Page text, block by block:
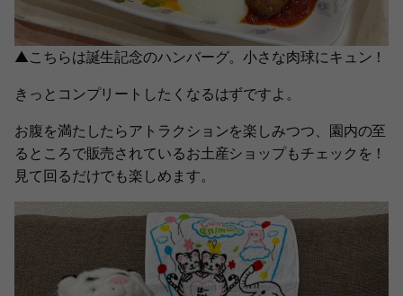
▲こちらは誕生記念のハンバーグ。小さな肉球にキュン！
きっとコンプリートしたくなるはずですよ。
お腹を満たしたらアトラクションを楽しみつつ、園内の至
るところで販売されているお土産ショップもチェックを！
見て回るだけでも楽しめます。